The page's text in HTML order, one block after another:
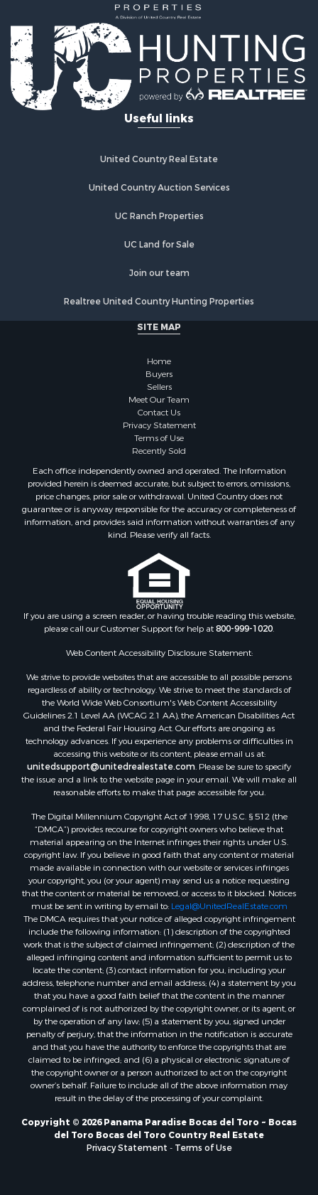
Alternative Energy for Sale
Owner Financing for Sale
International for Sale
Log Homes & Cabins for Sale
Land for Sale
Luxury for Sale
Recreational Property for Sale
Alternative Energy for Sale
Businesses for Sale
Restaurant & Bar for Sale
Investment & Income for Sale
Home in Town for Sale
Coastal Property for Sale
Properties for sale in county, BO
Properties for sale in county, PA
Properties for sale in Balboa, PA
Properties for sale in Bastimentos, BO
Properties for sale in Solarte, BO
Properties for sale in Paunch, BO
Properties for sale in Big Creek, BO
Properties for sale in Bocas del Toro, BO
Properties for sale in Isla Bastimentos, BO
Properties for sale in Big Creek, BO
Properties for sale in Tierra Oscura, BO
Useful links
United Country Real Estate
United Country Auction Services
UC Ranch Properties
UC Land for Sale
Join our team
Realtree United Country Hunting Properties
SITE MAP
Home
Buyers
Sellers
Meet Our Team
Contact Us
Privacy Statement
Terms of Use
Recently Sold
Each office independently owned and operated. The Information
provided herein is deemed accurate, but subject to errors, omissions,
price changes, prior sale or withdrawal. United Country does not
guarantee or is anyway responsible for the accuracy or completeness of
information, and provides said information without warranties of any
kind. Please verify all facts.
If you are using a screen reader, or having trouble reading this website,
please call our Customer Support for help at800-999-1020.
Web Content Accessibility Disclosure Statement:
We strive to provide websites that are accessible to all possible persons
regardless of ability or technology. We strive to meet the standards of
the World Wide Web Consortium's Web Content Accessibility
Guidelines 2.1 Level AA (WCAG 2.1 AA), the American Disabilities Act
and the Federal Fair Housing Act. Our efforts are ongoing as
technology advances. If you experience any problems or difficulties in
accessing this website or its content, please email us at:
unitedsupport@unitedrealestate.com. Please be sure to specify
the issue and a link to the website page in your email. We will make all
reasonable efforts to make that page accessible for you.
The Digital Millennium Copyright Act of 1998, 17 U.S.C. § 512 (the
“DMCA”) provides recourse for copyright owners who believe that
material appearing on the Internet infringes their rights under U.S.
copyright law. If you believe in good faith that any content or material
made available in connection with our website or services infringes
your copyright, you (or your agent) may send us a notice requesting
that the content or material be removed, or access to it blocked. Notices
must be sent in writing by email to: Legal@UnitedRealEstate.com
The DMCA requires that your notice of alleged copyright infringement
include the following information: (1) description of the copyrighted
work that is the subject of claimed infringement; (2) description of the
alleged infringing content and information sufficient to permit us to
locate the content; (3) contact information for you, including your
address, telephone number and email address; (4) a statement by you
that you have a good faith belief that the content in the manner
complained of is not authorized by the copyright owner, or its agent, or
by the operation of any law; (5) a statement by you, signed under
penalty of perjury, that the information in the notification is accurate
and that you have the authority to enforce the copyrights that are
claimed to be infringed; and (6) a physical or electronic signature of
the copyright owner or a person authorized to act on the copyright
owner’s behalf. Failure to include all of the above information may
result in the delay of the processing of your complaint.
Copyright © 2026 Panama Paradise Bocas del Toro ~ Bocas
del Toro Bocas del Toro Country Real Estate
Privacy Statement - Terms of Use